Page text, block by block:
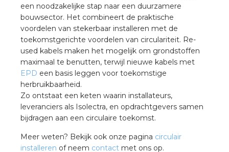
een noodzakelijke stap naar een duurzamere
bouwsector. Het combineert de praktische
voordelen van stekerbaar installeren met de
toekomstgerichte voordelen van circulariteit. Re-
used kabels maken het mogelijk om grondstoffen
maximaal te benutten, terwijl nieuwe kabels met
EPD een basis leggen voor toekomstige
herbruikbaarheid.
Zo ontstaat een keten waarin installateurs,
leveranciers als Isolectra, en opdrachtgevers samen
bijdragen aan een circulaire toekomst.
Meer weten? Bekijk ook onze pagina circulair
installeren of neem contact met ons op.